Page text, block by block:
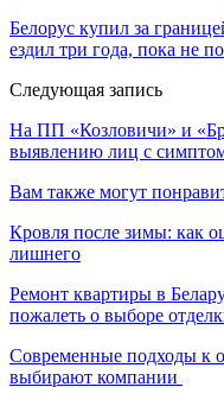
Белорус купил за
ездил три года, пока не
Следующая запись
На ПП «Козловичи» и
выявлению лиц с
Вам также могут
Кровля после зимы: как
лишнего
Ремонт квартиры в
пожалеть о выборе
Современные подходы к
выбирают компании